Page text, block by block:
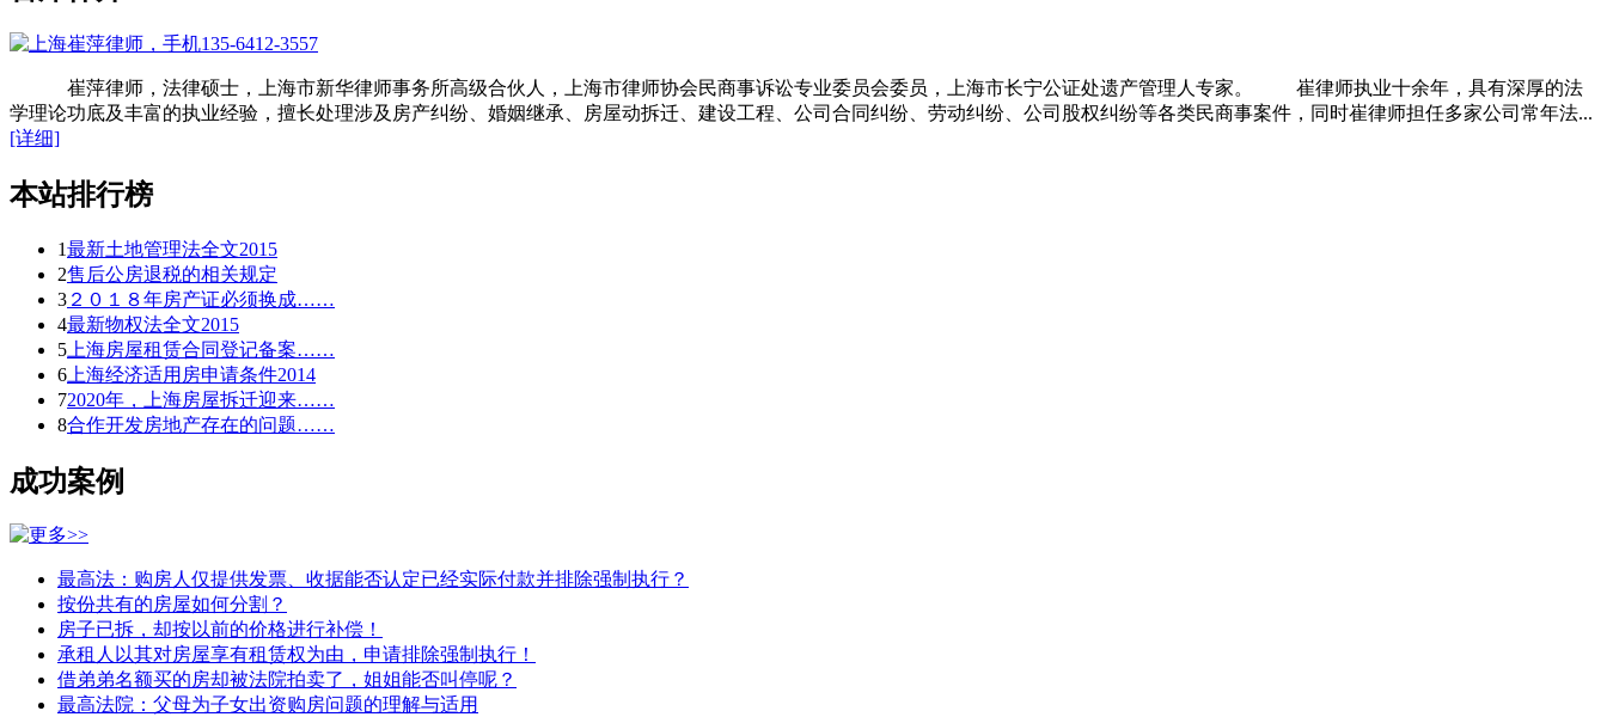
崔萍律师，法律硕士，上海市新华律师事务所高级合伙人，上海市律师协会民商事诉讼专业委员会委员，上海市长宁公证处遗产管理人专家。 崔律师执业十余年，具有深厚的法
学理论功底及丰富的执业经验，擅长处理涉及房产纠纷、婚姻继承、房屋动拆迁、建设工程、公司合同纠纷、劳动纠纷、公司股权纠纷等各类民商事案件，同时崔律师担任多家公司常年法...
[详细]
本站排行榜
1最新土地管理法全文2015
2售后公房退税的相关规定
3 ２０１８年房产证必须换成……
4最新物权法全文2015
5 上海房屋租赁合同登记备案……
6 上海经济适用房申请条件2014
72020年，上海房屋拆迁迎来……
8合作开发房地产存在的问题……
成功案例
最高法：购房人仅提供发票、收据能否认定已经实际付款并排除强制执行？
按份共有的房屋如何分割？
房子已拆，却按以前的价格进行补偿！
承租人以其对房屋享有租赁权为由，申请排除强制执行！
借弟弟名额买的房却被法院拍卖了，姐姐能否叫停呢？
最高法院：父母为子女出资购房问题的理解与适用